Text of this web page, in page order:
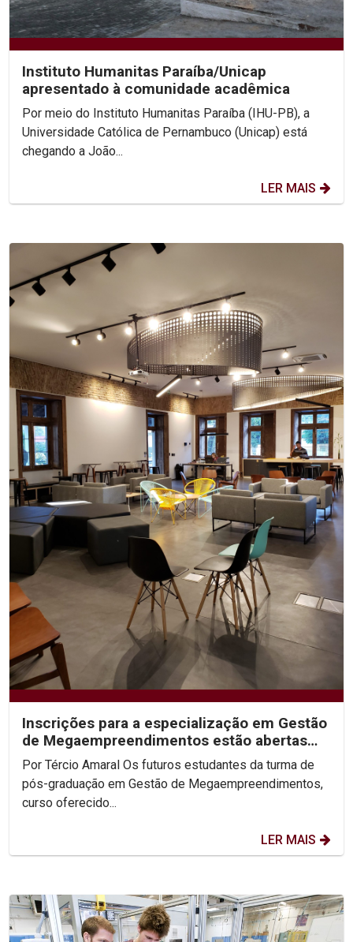
Instituto Humanitas Paraíba/Unicap
apresentado à comunidade acadêmica
Por meio do Instituto Humanitas Paraíba (IHU-PB), a
Universidade Católica de Pernambuco (Unicap) está
chegando a João...
LER MAIS
Inscrições para a especialização em Gestão
de Megaempreendimentos estão abertas
até 29 de fevereiro
Por Tércio Amaral Os futuros estudantes da turma de
pós-graduação em Gestão de Megaempreendimentos,
curso oferecido...
LER MAIS